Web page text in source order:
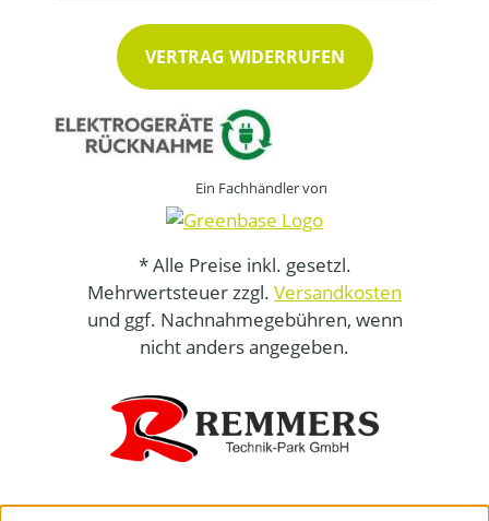
VERTRAG WIDERRUFEN
Ein Fachhändler von
* Alle Preise inkl. gesetzl.
Mehrwertsteuer zzgl. Versandkosten
und ggf. Nachnahmegebühren, wenn
nicht anders angegeben.